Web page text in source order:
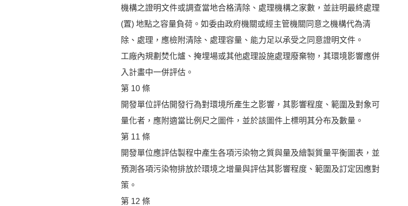
機構之證明文件或調查當地合格清除、處理機構之家數，並註明最終處理
(置) 地點之容量負荷。如委由政府機關或經主管機關同意之機構代為清
除、處理，應檢附清除、處理容量、能力足以承受之同意證明文件。
工廠內規劃焚化爐、掩埋場或其他處理設施處理廢棄物，其環境影響應併
入計畫中一併評估。
第 10 條
開發單位評估開發行為對環境所產生之影響，其影響程度、範圍及對象可
量化者，應附適當比例尺之圖件，並於該圖件上標明其分布及數量。
第 11 條
開發單位應評估製程中產生各項污染物之質與量及繪製質量平衡圖表，並
預測各項污染物排放於環境之增量與評估其影響程度、範圍及訂定因應對
策。
第 12 條